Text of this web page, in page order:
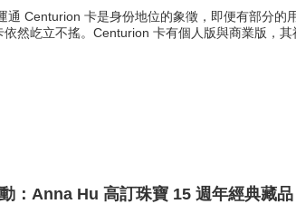
通 Centurion 卡是身份地位的象徵，即便有部分
然屹立不搖。Centurion 卡有個人版與商業版，其
：Anna Hu 高訂珠寶 15 週年經典藏